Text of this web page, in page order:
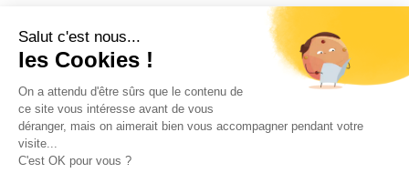
AEF info
Novethic
PRODURABLE
Inclusiv Day
Salut c'est nous...
les Cookies !
On a attendu d'être sûrs que le contenu de
ce site vous intéresse avant de vous
déranger, mais on aimerait bien vous accompagner pendant votre
visite...
C'est OK pour vous ?